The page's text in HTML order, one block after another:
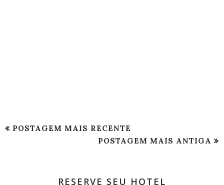
POSTAGEM MAIS RECENTE
POSTAGEM MAIS ANTIGA
RESERVE SEU HOTEL